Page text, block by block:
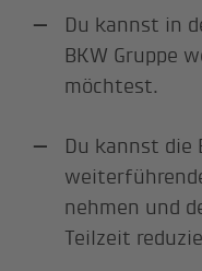
Du kannst in
BKW Gruppe
möchtest.
Du kannst
nehmen und
Teilzeit